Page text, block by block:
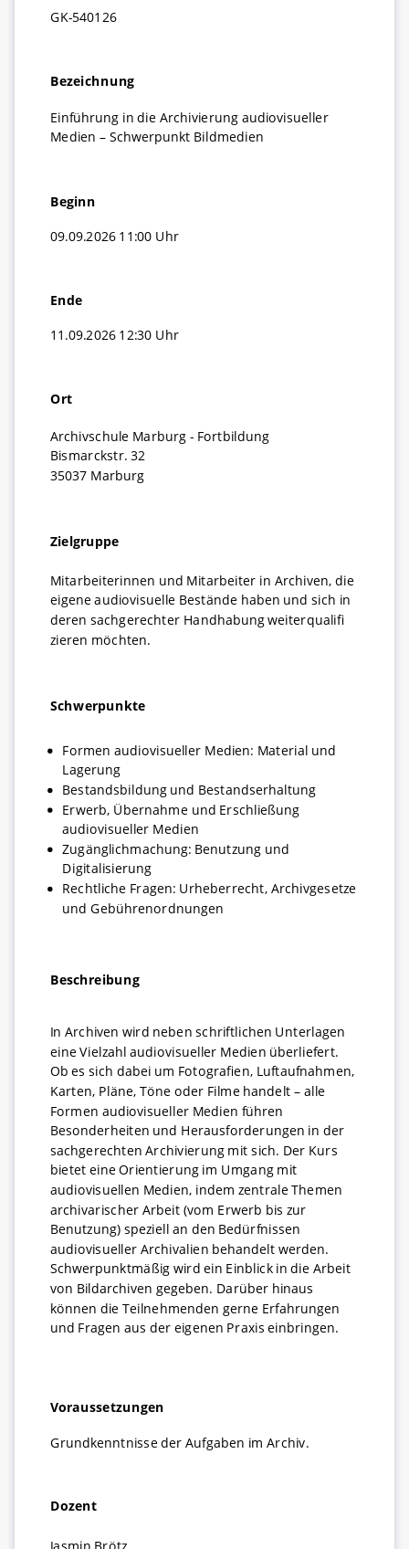
Anreise und Parken
Blog (Extern)
MidosaXML
GK-540126
Bezeichnung
Einführung in die Archivierung audiovisueller
Medien – Schwerpunkt Bildmedien
Beginn
09.09.2026 11:00 Uhr
Ende
11.09.2026 12:30 Uhr
Ort
Archivschule Marburg - Fortbildung
Bismarckstr. 32
35037 Marburg
Zielgruppe
Mitarbeiterinnen und Mitarbeiter in Archiven, die
eigene audiovisuelle Bestände haben und sich in
deren sachgerechter Handhabung weiterqualifi
zieren möchten.
Schwerpunkte
Formen audiovisueller Medien: Material und
Lagerung
Bestandsbildung und Bestandserhaltung
Erwerb, Übernahme und Erschließung
audiovisueller Medien
Zugänglichmachung: Benutzung und
Digitalisierung
Rechtliche Fragen: Urheberrecht, Archivgesetze
und Gebührenordnungen
Beschreibung
In Archiven wird neben schriftlichen Unterlagen
eine Vielzahl audiovisueller Medien überliefert.
Ob es sich dabei um Fotografien, Luftaufnahmen,
Karten, Pläne, Töne oder Filme handelt – alle
Formen audiovisueller Medien führen
Besonderheiten und Herausforderungen in der
sachgerechten Archivierung mit sich. Der Kurs
bietet eine Orientierung im Umgang mit
audiovisuellen Medien, indem zentrale Themen
archivarischer Arbeit (vom Erwerb bis zur
Benutzung) speziell an den Bedürfnissen
audiovisueller Archivalien behandelt werden.
Schwerpunktmäßig wird ein Einblick in die Arbeit
von Bildarchiven gegeben. Darüber hinaus
können die Teilnehmenden gerne Erfahrungen
und Fragen aus der eigenen Praxis einbringen.
Voraussetzungen
Grundkenntnisse der Aufgaben im Archiv.
Dozent